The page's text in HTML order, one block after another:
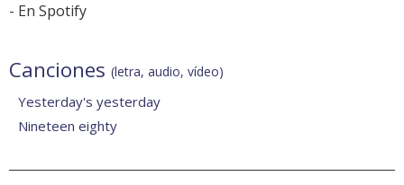
- En Spotify
Canciones (letra, audio, vídeo)
Yesterday's yesterday
Nineteen eighty